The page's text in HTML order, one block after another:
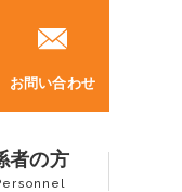
お問い合わせ
者の方